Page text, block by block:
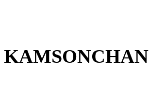
KAMSONCHAN